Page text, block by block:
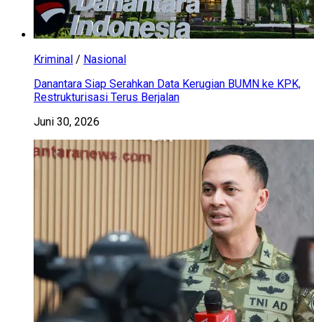
Kriminal / Nasional
Danantara Siap Serahkan Data Kerugian BUMN ke KPK,
Restrukturisasi Terus Berjalan
Juni 30, 2026